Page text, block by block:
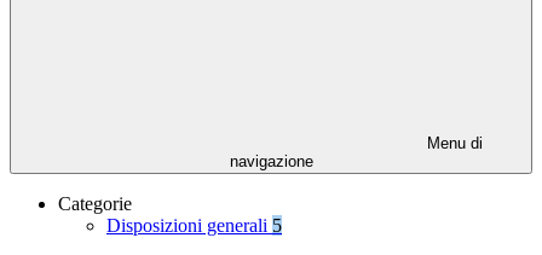
Menu di
navigazione
Categorie
Disposizioni generali 5